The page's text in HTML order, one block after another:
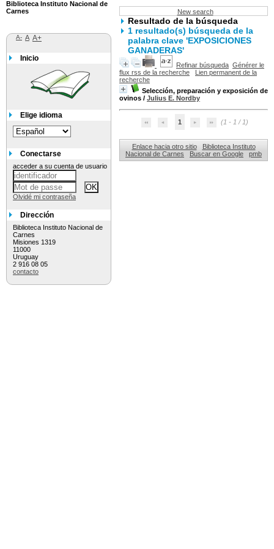
New search
Resultado de la búsqueda
1 resultado(s) búsqueda de la
palabra clave 'EXPOSICIONES
GANADERAS'
Refinar búsqueda Générer le
flux rss de la recherche
Lien permanent de la
recherche
Selección, preparación y exposición de
ovinos / Julius E. Nordby
1 (1 - 1 / 1)
Enlace hacia otro sitio
Biblioteca Instituto
Nacional de Carnes
Buscar en Google pmb
Biblioteca Instituto Nacional de
Carnes
A- A A+
Inicio
Elige idioma
Conectarse
acceder a su cuenta de usuario
Olvidé mi contraseña
Dirección
Biblioteca Instituto Nacional de
Carnes
Misiones 1319
11000
Uruguay
2 916 08 05
contacto